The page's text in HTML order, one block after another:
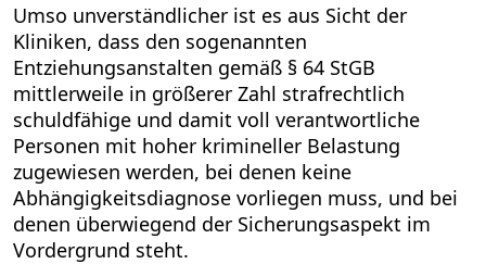
Umso unverständlicher ist es aus Sicht der
Kliniken, dass den sogenannten
Entziehungsanstalten gemäß § 64 StGB
mittlerweile in größerer Zahl strafrechtlich
schuldfähige und damit voll verantwortliche
Personen mit hoher krimineller Belastung
zugewiesen werden, bei denen keine
Abhängigkeitsdiagnose vorliegen muss, und bei
denen überwiegend der Sicherungsaspekt im
Vordergrund steht.